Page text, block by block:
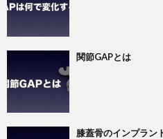
関節GAPとは
膝蓋骨のインプラン